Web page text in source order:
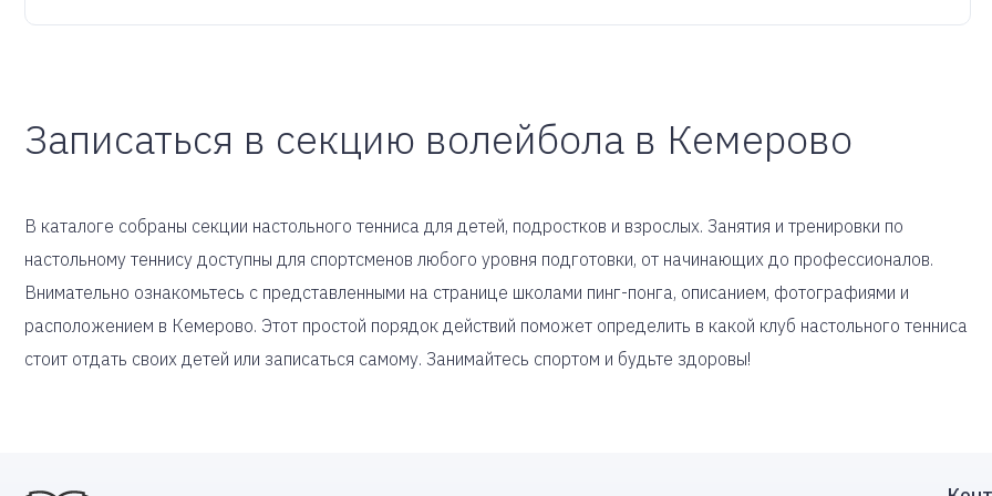
Записаться в секцию волейбола в Кемерово
В каталоге собраны секции настольного тенниса для детей, подростков и взрослых. Занятия и тренировки по
настольному теннису доступны для спортсменов любого уровня подготовки, от начинающих до профессионалов.
Внимательно ознакомьтесь с представленными на странице школами пинг-понга, описанием, фотографиями и
расположением в Кемерово. Этот простой порядок действий поможет определить в какой клуб настольного тенниса
стоит отдать своих детей или записаться самому. Занимайтесь спортом и будьте здоровы!